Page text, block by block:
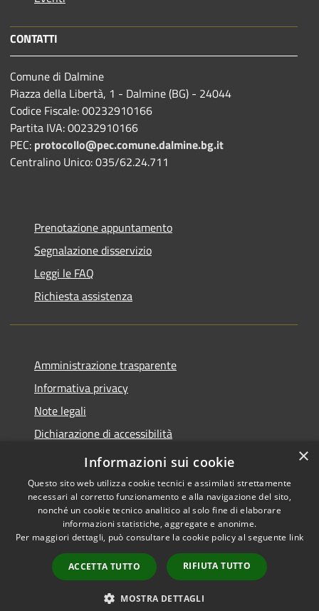
CONTATTI
Comune di Dalmine
Piazza della Libertà, 1 - Dalmine (BG) - 24044
Codice Fiscale: 00232910166
Partita IVA: 00232910166
PEC: protocollo@pec.comune.dalmine.bg.it
Centralino Unico: 035/62.24.711
Prenotazione appuntamento
Segnalazione disservizio
Leggi le FAQ
Richiesta assistenza
Amministrazione trasparente
Informativa privacy
Note legali
Dichiarazione di accessibilità
Piano di miglioramento del sito
Accessibility
Copyright © 2026 • Comune di
Dalmine • Powered by
Municipium•
Admin
access
×
Informazioni sui cookie
Questo sito web utilizza cookie tecnici e assimilati strettamente
necessari al corretto funzionamento e alla navigazione del sito,
nonché un cookie tecnico analitico al solo fine di elaborare
informazioni statistiche, aggregate e anonime.
Per maggiori dettagli, può consultare la cookie policy al seguente link
ACCETTA TUTTO RIFIUTA TUTTO
MOSTRA DETTAGLI